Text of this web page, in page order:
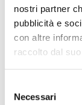
nostri partner
pubblicità e
con altre
raccolto dal
delNecessari